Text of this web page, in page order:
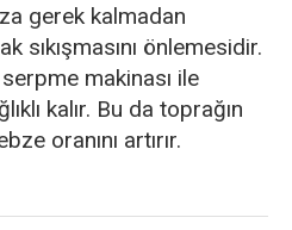
gerek kalmadan
sıkışmasını önlemesidir.
makinası ile
kalır. Bu da toprağın
oranını artırır.